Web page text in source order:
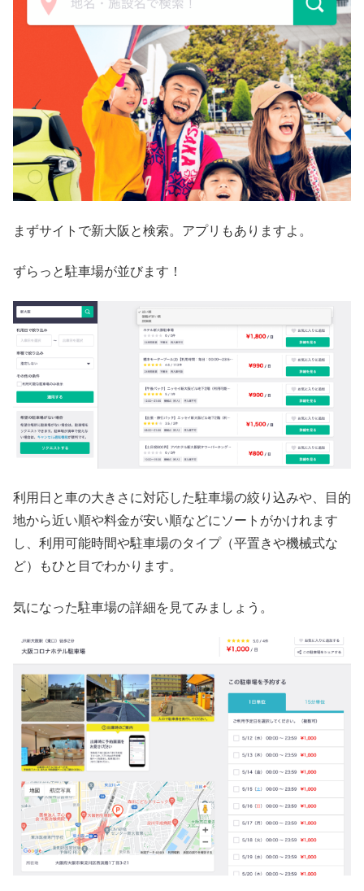
まずサイトで新大阪と検索。アプリもありますよ。
ずらっと駐車場が並びます！
利用日と車の大きさに対応した駐車場の絞り込みや、目的
地から近い順や料金が安い順などにソートがかけれます
し、利用可能時間や駐車場のタイプ（平置きや機械式な
ど）もひと目でわかります。
気になった駐車場の詳細を見てみましょう。